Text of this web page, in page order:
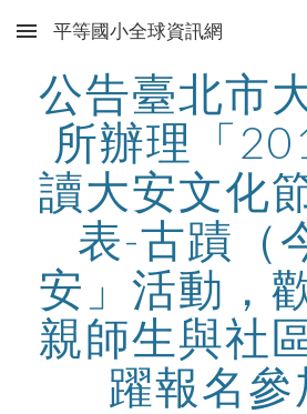
Skip to main content
平等國小全球資訊網
公告臺北市
所辦理「
讀大安文化
表-古蹟（
安」活動，
親師生與社
躍報名參